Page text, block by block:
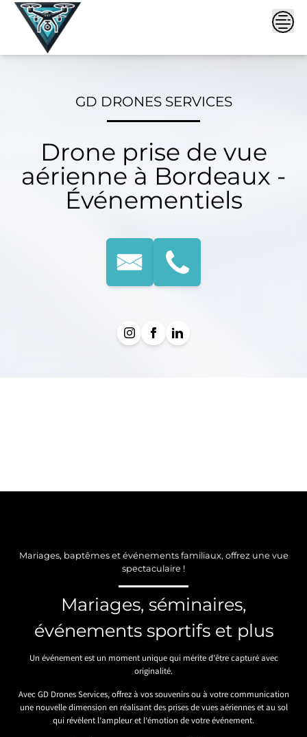
Skip
GD DRONES SERVICES
Drone prise de vue
aérienne à Bordeaux -
Événementiels
Mariages, baptêmes et événements familiaux, offrez une vue
spectaculaire !
Mariages, séminaires,
événements sportifs et plus
Un événement est un moment unique qui mérite d’être capturé avec
originalité.
Avec GD Drones Services, offrez à vos souvenirs ou à votre communication
une nouvelle dimension en réalisant des prises de vues aériennes et au sol
qui révèlent l’ampleur et l’émotion de votre événement.